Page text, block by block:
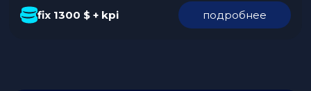
KPI. Команда предлагает возможность поездок на
конференции за счет компании и ненормированный
fix 1300 $ + kpi подробнее